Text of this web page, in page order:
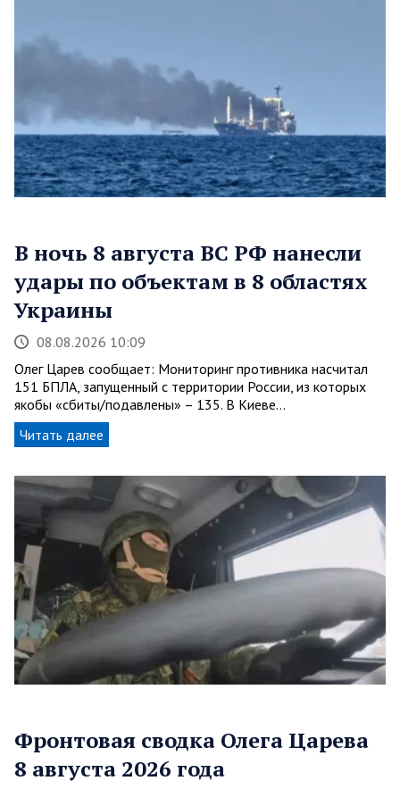
В ночь 8 августа ВС РФ нанесли
удары по объектам в 8 областях
Украины
08.08.2026 10:09
Олег Царев сообщает: Мониторинг противника насчитал
151 БПЛА, запущенный с территории России, из которых
якобы «сбиты/подавлены» – 135. В Киеве…
Читать далее
Фронтовая сводка Олега Царева
8 августа 2026 года